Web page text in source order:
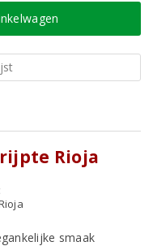
Rioja
smaak